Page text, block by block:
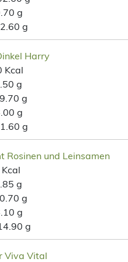
g
2.60 g
Harry
Kcal
g
9.70 g
g
1.60 g
Rosinen und Leinsamen
g
0.70 g
g
g
Viva Vital